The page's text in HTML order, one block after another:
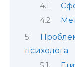
психолога